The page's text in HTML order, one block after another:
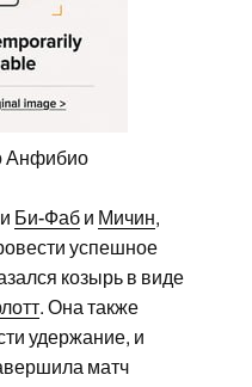
Анфибио
Би-Фаби Мичин,
успешное
козырь в виде
. Она также
удержание, и
матч